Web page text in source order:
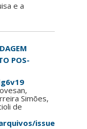
e a
POS-
Simões,
de
issue/view/